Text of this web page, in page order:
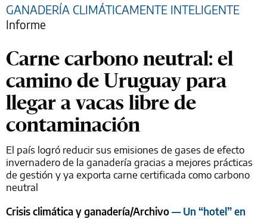
GANADERÍA CLIMÁTICAMENTE INTELIGENTE
Informe
Carne carbono neutral: el
camino de Uruguay para
llegar a vacas libre de
contaminación
El país logró reducir sus emisiones de gases de efecto
invernadero de la ganadería gracias a mejores prácticas
de gestión y ya exporta carne certificada como carbono
neutral
Crisis climática y ganadería/Archivo— Un “hotel” en